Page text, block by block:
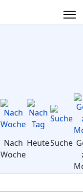
Nach
Woche
HeuteSuche